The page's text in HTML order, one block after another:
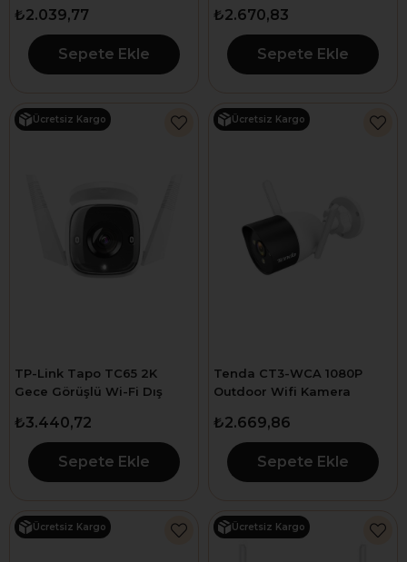
₺2.039,77
Sepete Ekle
₺2.670,83
Sepete Ekle
TP-Link Tapo TC65 2K
Gece Görüşlü Wi-Fi Dış
₺3.440,72
Sepete Ekle
Ücretsiz Kargo
Tenda CT3-WCA 1080P
Outdoor Wifi Kamera
₺2.669,86
Sepete Ekle
Ücretsiz Kargo
Ücretsiz Kargo Ücretsiz Kargo